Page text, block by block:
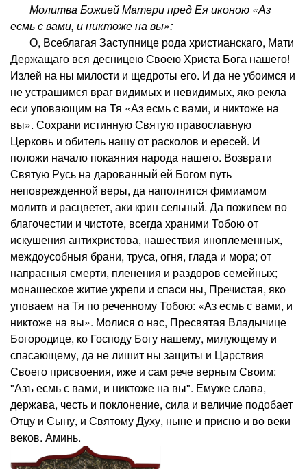
Молитва Божией Матери пред Ея иконою «Аз
есмь с вами, и никтоже на вы»:
О, Всеблагая Заступнице рода христианскаго, Мати
Держащаго вся десницею Своею Христа Бога нашего!
Излей на ны милости и щедроты его. И да не убоимся и
не устрашимся враг видимых и невидимых, яко рекла
еси уповающим на Тя «Аз есмь с вами, и никтоже на
вы». Сохрани истинную Святую православную
Церковь и обитель нашу от расколов и ересей. И
положи начало покаяния народа нашего. Возврати
Святую Русь на дарованный ей Богом путь
неповрежденной веры, да наполнится фимиамом
молитв и расцветет, аки крин сельный. Да поживем во
благочестии и чистоте, всегда храними Тобою от
искушения антихристова, нашествия иноплеменных,
междоусобныя брани, труса, огня, глада и мора; от
напрасныя смерти, пленения и раздоров семейных;
монашеское житие укрепи и спаси ны, Пречистая, яко
уповаем на Тя по реченному Тобою: «Аз есмь с вами, и
никтоже на вы». Молися о нас, Пресвятая Владычице
Богородице, ко Господу Богу нашему, милующему и
спасающему, да не лишит ны защиты и Царствия
Своего присвоения, иже и сам рече верным Своим:
"Азъ есмь с вами, и никтоже на вы". Емуже слава,
держава, честь и поклонение, сила и величие подобает
Отцу и Сыну, и Святому Духу, ныне и присно и во веки
веков. Аминь.